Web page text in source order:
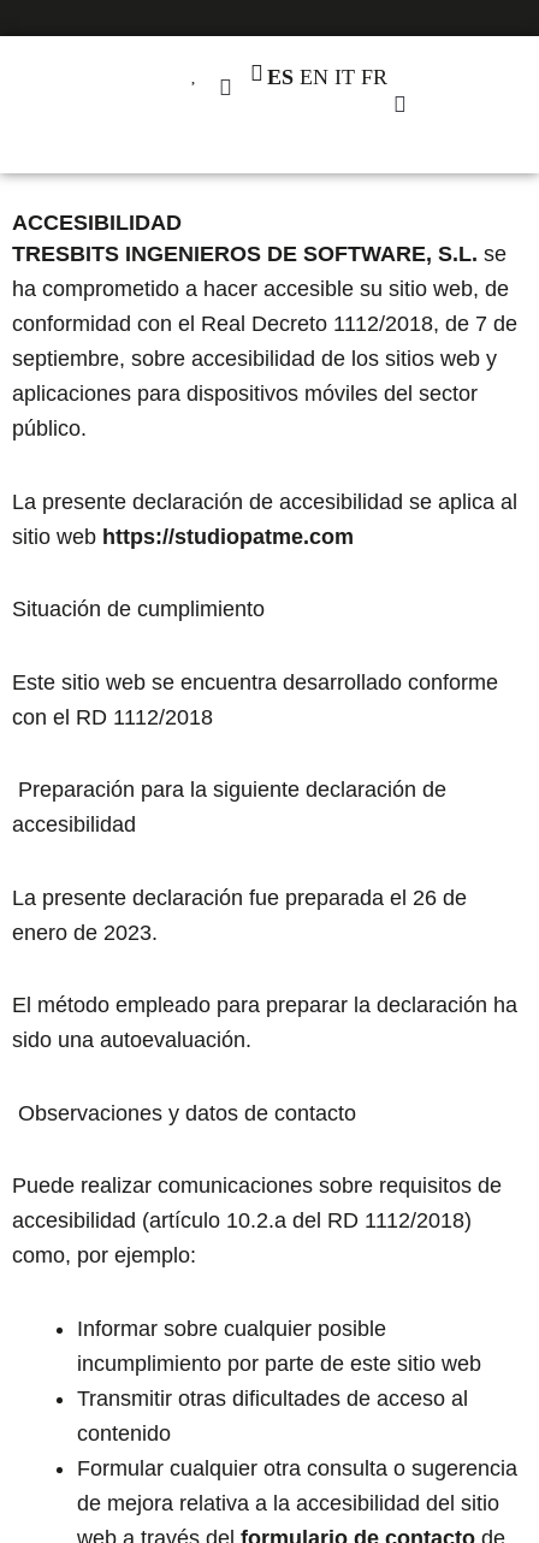
ES EN IT FR
ACCESIBILIDAD
TRESBITS INGENIEROS DE SOFTWARE, S.L. se
ha comprometido a hacer accesible su sitio web, de
conformidad con el Real Decreto 1112/2018, de 7 de
septiembre, sobre accesibilidad de los sitios web y
aplicaciones para dispositivos móviles del sector
público.
La presente declaración de accesibilidad se aplica al
sitio web https://studiopatme.com
Situación de cumplimiento
Este sitio web se encuentra desarrollado conforme
con el RD 1112/2018
Preparación para la siguiente declaración de
accesibilidad
La presente declaración fue preparada el 26 de
enero de 2023.
El método empleado para preparar la declaración ha
sido una autoevaluación.
Observaciones y datos de contacto
Puede realizar comunicaciones sobre requisitos de
accesibilidad (artículo 10.2.a del RD 1112/2018)
como, por ejemplo:
Informar sobre cualquier posible
incumplimiento por parte de este sitio web
Transmitir otras dificultades de acceso al
contenido
Formular cualquier otra consulta o sugerencia
de mejora relativa a la accesibilidad del sitio
web a través del formulario de contacto de